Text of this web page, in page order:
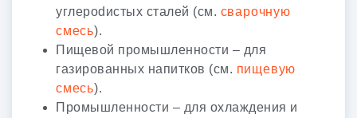
углерodистых сталей (см. сварочную
смесь).
Пищевой промышленности – для
газированных напитков (см. пищевую
смесь).
Промышленности – для охлаждения и